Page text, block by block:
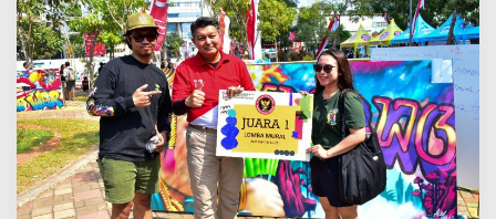
Menebarkan
Pesan
Damai